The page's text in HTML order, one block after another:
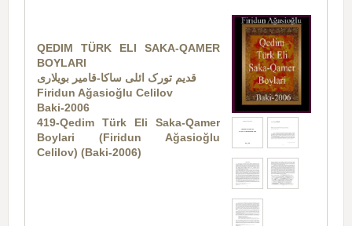
QEDIM TÜRK ELI SAKA-QAMER
BOYLARI
قدیم تورک ائلی ساکا-قامیر بویلاری
Firidun Ağasioğlu Celilov
Baki-2006
419-Qedim Türk Eli Saka-Qamer
Boylari (Firidun Ağasioğlu
Celilov) (Baki-2006)